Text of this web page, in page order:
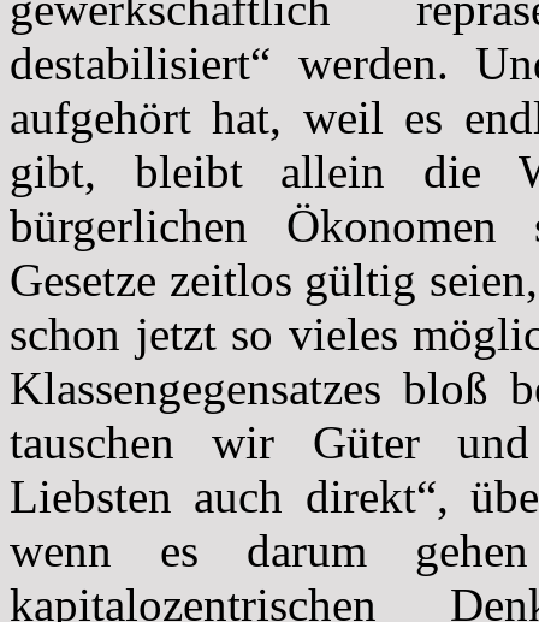
destabilisiert“ werden.
aufgehört hat, weil es
gibt, bleibt allein die
bürgerlichen
Gesetze zeitlos gültig
schon jetzt so vieles
Klassengegensatzes bloß
tauschen wir Güter
Liebsten auch direkt“,
wenn es darum
kapitalozentrischen